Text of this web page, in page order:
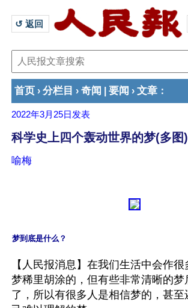
↺ 返回
首页 › 分栏目 › 奇闻 要闻 › 文章 ：
2022年3月25日 发表
科学史上四个轰动世界的梦(多图)
喻梅
梦到底是什么？
【人民报消息】在我们生活中会作
梦稀里胡涂的，但有些非常清晰的梦
了，所以有很多人是相信梦的，甚至